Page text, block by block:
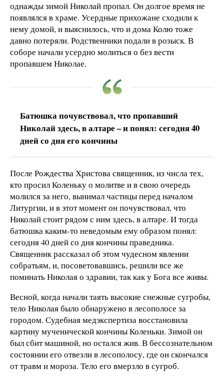
однажды зимой Николай пропал. Он долгое время не
появлялся в храме. Усердные прихожане сходили к
нему домой, и выяснилось, что и дома Колю тоже
давно потеряли. Родственники подали в розыск. В
соборе начали усердно молиться о без вести
пропавшем Николае.
Батюшка почувствовал, что пропавший
Николай здесь, в алтаре – и понял: сегодня 40
дней со дня его кончины
После Рождества Христова священник, из числа тех,
кто просил Коленьку о молитве и в свою очередь
молился за него, вынимал частицы перед началом
Литургии, и в этот момент он почувствовал, что
Николай стоит рядом с ним здесь, в алтаре. И тогда
батюшка каким-то неведомым ему образом понял:
сегодня 40 дней со дня кончины праведника.
Священник рассказал об этом чудесном явлении
собратьям, и, посоветовавшись, решили все же
поминать Николая о здравии, так как у Бога все живы.
Весной, когда начали таять высокие снежные сугробы,
тело Николая было обнаружено в лесополосе за
городом. Судебная медэкспертиза восстановила
картину мученической кончины Коленьки. Зимой он
был сбит машиной, но остался жив. В бессознательном
состоянии его отвезли в лесополосу, где он скончался
от травм и мороза. Тело его вмерзло в сугроб.